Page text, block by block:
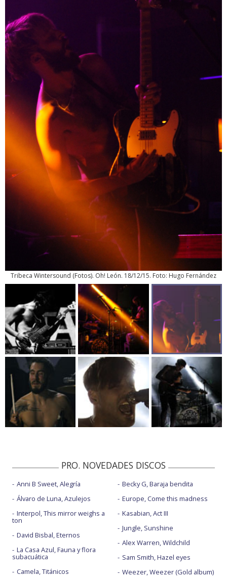
Tribeca Wintersound (Fotos). Oh! León. 18/12/15. Foto: Hugo Fernández
PRO. NOVEDADES DISCOS
Anni B Sweet, Alegría
Álvaro de Luna, Azulejos
Interpol, This mirror weighs a
ton
David Bisbal, Eternos
La Casa Azul, Fauna y flora
subacuática
Camela, Titánicos
Becky G, Baraja bendita
Europe, Come this madness
Kasabian, Act III
Jungle, Sunshine
Alex Warren, Wildchild
Sam Smith, Hazel eyes
Weezer, Weezer (Gold album)